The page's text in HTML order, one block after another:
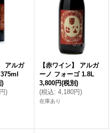
アルガ
)
)
【赤ワイン】 アルガ
ーノ フォーゴ 1.8L
3,800円(税別)
(税込: 4,180円)
在庫あり